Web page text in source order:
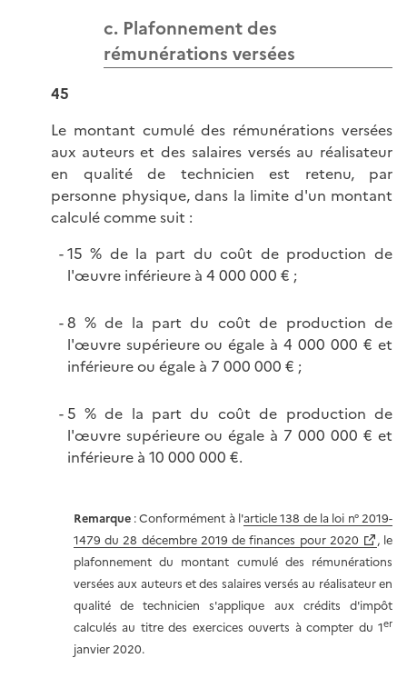
c. Plafonnement des
rémunérations versées
45
Le montant cumulé des rémunérations versées
aux auteurs et des salaires versés au réalisateur
en qualité de technicien est retenu, par
personne physique, dans la limite d'un montant
calculé comme suit :
15 % de la part du coût de production de
l'œuvre inférieure à 4 000 000 € ;
8 % de la part du coût de production de
l'œuvre supérieure ou égale à 4 000 000 € et
inférieure ou égale à 7 000 000 € ;
5 % de la part du coût de production de
l'œuvre supérieure ou égale à 7 000 000 € et
inférieure à 10 000 000 €.
Remarque : Conformément à l'article 138 de la loi n° 2019-
1479 du 28 décembre 2019 de finances pour 2020
, le
plafonnement du montant cumulé des rémunérations
versées aux auteurs et des salaires versés au réalisateur en
qualité de technicien s'applique aux crédits d'impôt
calculés au titre des exercices ouverts à compter du 1er
janvier 2020.